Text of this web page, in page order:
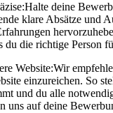
Halte deine
klare Absätze und
du die richtige Person
Website:Wir
einzureichen. So
und du alle
uns auf deine